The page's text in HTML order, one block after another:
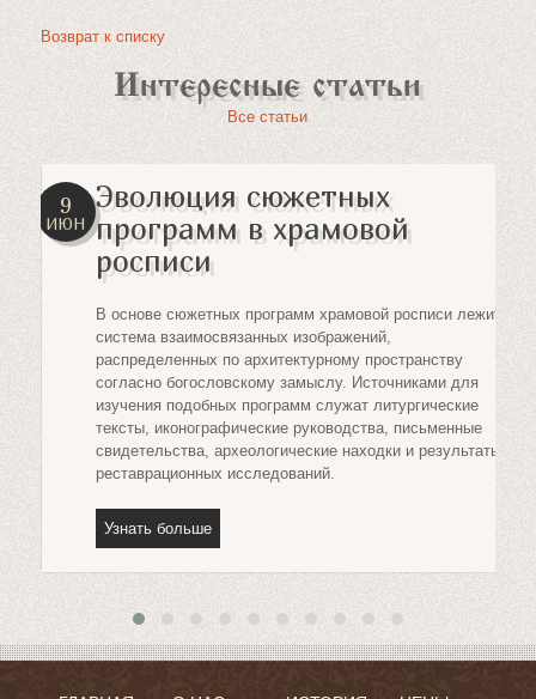
Возврат к списку
Интересные статьи
Все статьи
9
ИЮН
Эволюция сюжетных
программ в храмовой
росписи
В основе сюжетных программ храмовой росписи лежит
система взаимосвязанных изображений,
распределенных по архитектурному пространству
согласно богословскому замыслу. Источниками для
изучения подобных программ служат литургические
тексты, иконографические руководства, письменные
свидетельства, археологические находки и результаты
реставрационных исследований.
Узнать больше